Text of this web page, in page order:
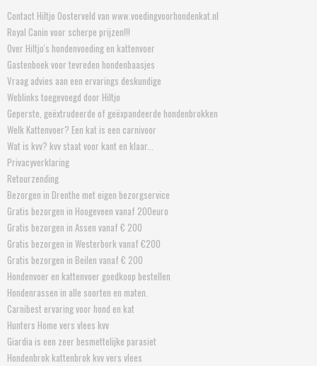
Contact Hiltjo Oosterveld van www.voedingvoorhondenkat.nl
Royal Canin voor scherpe prijzen!!!
Over Hiltjo's hondenvoeding en kattenvoer
Gastenboek voor tevreden hondenbaasjes
Vraag advies aan een ervarings deskundige
Weblinks toegevoegd door Hiltjo
Geperste, geëxtrudeerde of geëxpandeerde hondenbrokken
Welk Kattenvoer? Een kat is een carnivoor
Wat is kvv? kvv staat voor kant en klaar...
Privacyverklaring
Retourzending
Bezorgen in Drenthe met eigen bezorgservice
Gratis bezorgen in Hoogeveen vanaf 200euro
Gratis bezorgen in Assen vanaf € 200
Gratis bezorgen in Westerbork vanaf €200
Gratis bezorgen in Beilen vanaf € 200
Hondenvoer en kattenvoer goedkoop bestellen
Hondenrassen in alle soorten en maten.
Carnibest ervaring voor hond en kat
Hunters Home vers vlees kvv
Giardia is een zeer besmettelijke parasiet
Hondenbrok kattenbrok kvv vers vlees